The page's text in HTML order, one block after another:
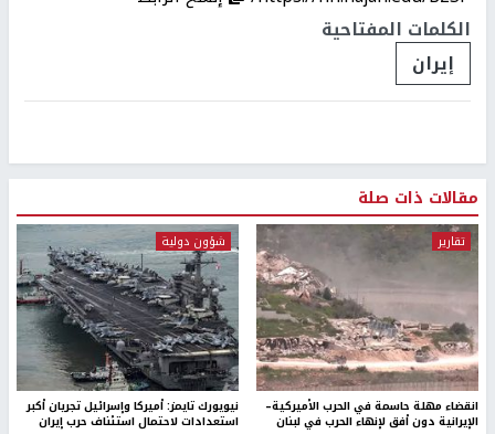
الكلمات المفتاحية
إيران
مقالات ذات صلة
تقارير
انقضاء مهلة حاسمة في الحرب الأميركية–
الإيرانية دون أفق لإنهاء الحرب في لبنان
شؤون دولية
نيويورك تايمز: أميركا وإسرائيل تجريان أكبر
استعدادات لاحتمال استئناف حرب إيران